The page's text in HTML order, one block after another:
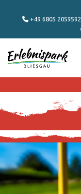
+49 6805 2059592